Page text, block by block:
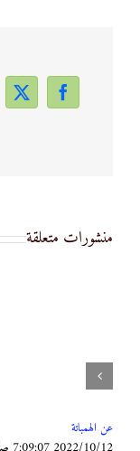
Facebook
X
منشورات متعلقة
عن الهمباتة